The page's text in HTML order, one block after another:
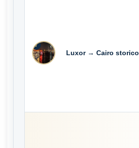
7
Luxor → Cairo storico